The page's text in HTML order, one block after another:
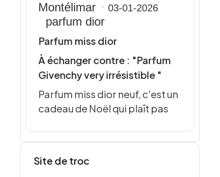
Montélimar 03-01-2026
parfum dior
Parfum miss dior
À échanger contre : "Parfum
Givenchy very irrésistible "
Parfum miss dior neuf, c'est un
cadeau de Noël qui plaît pas
Site de troc